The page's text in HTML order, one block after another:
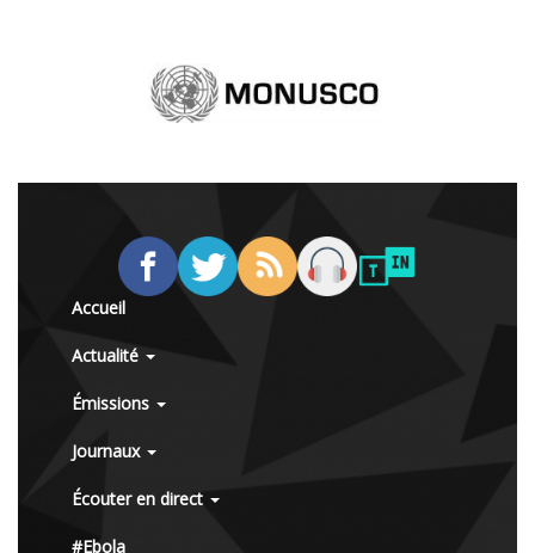
Accueil
Actualité
Émissions
Journaux
Écouter en direct
#Ebola